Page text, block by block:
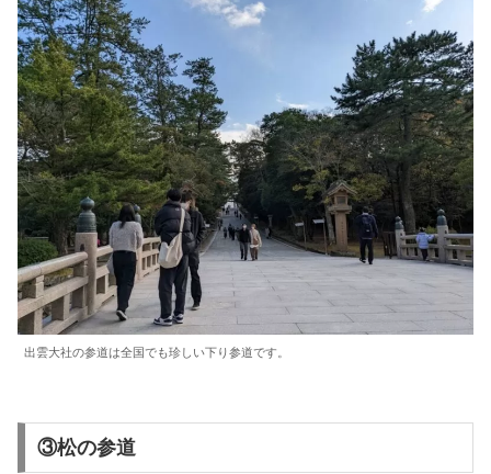
出雲大社の参道は全国でも珍しい下り参道です。
③松の参道